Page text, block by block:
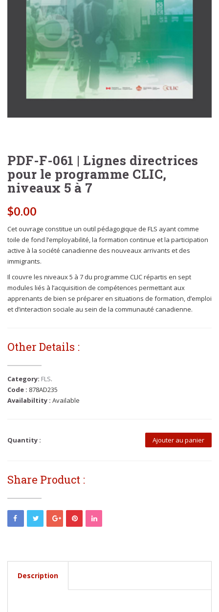
PDF-F-061 | Lignes directrices
pour le programme CLIC,
niveaux 5 à 7
$0.00
Cet ouvrage constitue un outil pédagogique de FLS ayant comme
toile de fond l’employabilité, la formation continue et la participation
active à la société canadienne des nouveaux arrivants et des
immigrants.
Il couvre les niveaux 5 à 7 du programme CLIC répartis en sept
modules liés à l’acquisition de compétences permettant aux
apprenants de bien se préparer en situations de formation, d’emploi
et d’interaction sociale au sein de la communauté canadienne.
Other Details :
Category: FLS.
Code : 878AD235
Availabiltity : Available
Quantity : Ajouter au panier
Share Product :
Description